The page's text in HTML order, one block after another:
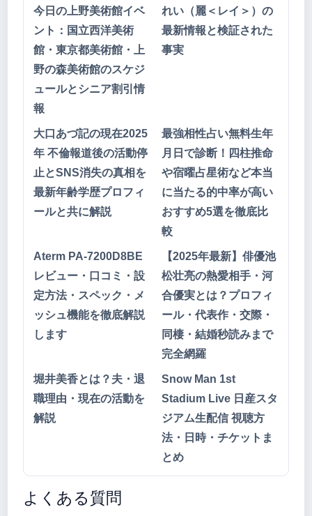
今日の上野美術館イベ
ント：国立西洋美術
館・東京都美術館・上
野の森美術館のスケジ
ュールとシニア割引情
報
れい（麗＜レイ＞）の
最新情報と検証された
事実
大口あづ記の現在2025
年 不倫報道後の活動停
止とSNS消失の真相を
最新年齢学歴プロフィ
ールと共に解説
最強相性占い無料生年
月日で診断！四柱推命
や宿曜占星術など本当
に当たる的中率が高い
おすすめ5選を徹底比
較
Aterm PA-7200D8BE
レビュー・口コミ・設
定方法・スペック・メ
ッシュ機能を徹底解説
します
【2025年最新】俳優池
松壮亮の熱愛相手・河
合優実とは？プロフィ
ール・代表作・交際・
同棲・結婚秒読みまで
完全網羅
堀井美香とは？夫・退
職理由・現在の活動を
解説
Snow Man 1st
Stadium Live 日産スタ
ジアム生配信 視聴方
法・日時・チケットま
とめ
よくある質問